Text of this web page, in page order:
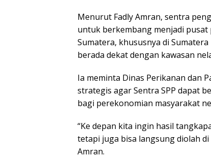
Menurut Fadly Amran, sentra
untuk berkembang menjadi
Sumatera, khususnya di
berada dekat dengan kawasan
Ia meminta Dinas Perikanan dan
strategis agar Sentra SPP dapat
bagi perekonomian masyarakat
“Ke depan kita ingin hasil
tetapi juga bisa langsung diolah
Amran.